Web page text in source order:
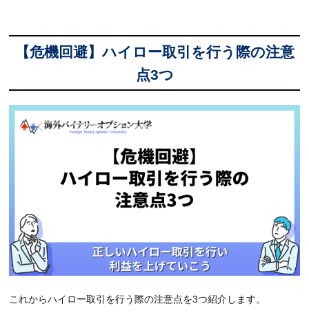
【危機回避】ハイロー取引を行う際の注意
点3つ
これからハイロー取引を行う際の注意点を3つ紹介します。